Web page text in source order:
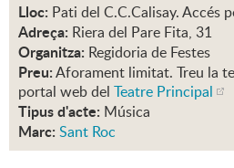
Lloc: Pati del C.C.Calisay. Accés
Adreça: Riera del Pare Fita, 31
Organitza: Regidoria de Festes
Preu:Aforament limitat. Treu la
portal web del Teatre Principal
Tipus d'acte: Música
Marc: Sant Roc